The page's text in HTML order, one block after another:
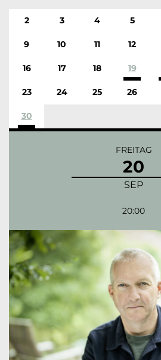
2 3 4 5
9 10 11 12
16 17 18 19
23 24 25 26
30
FREITAG
20
SEP
20:00